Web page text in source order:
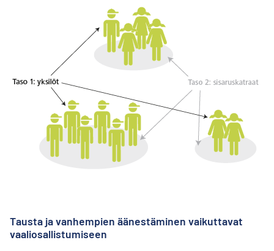
Tausta ja vanhempien äänestäminen vaikuttavat
vaaliosallistumiseen